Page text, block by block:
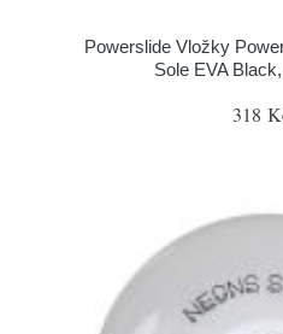
Powerslide Vložky
Sole EVA
318